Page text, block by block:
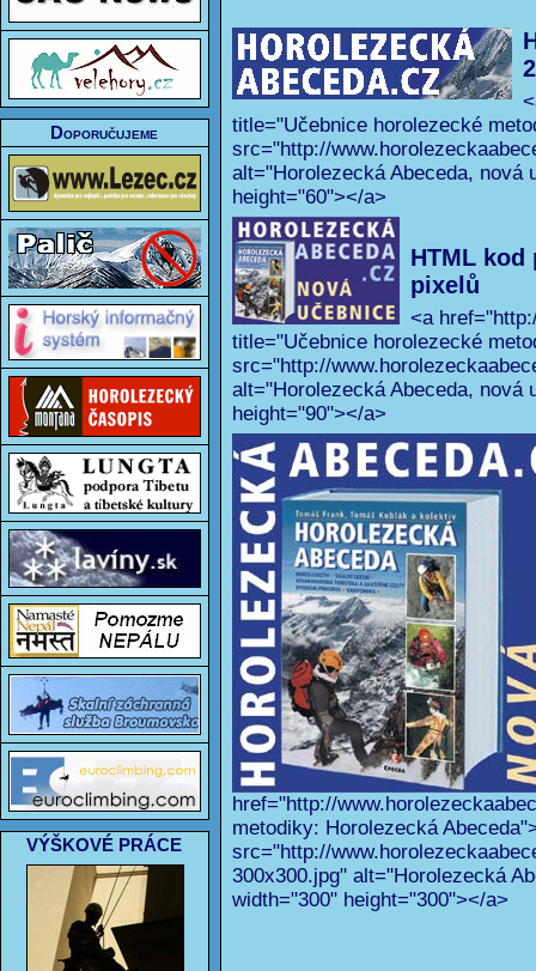
Doporučujeme
VÝŠKOVÉ PRÁCE
title="Učebnice horolezecké
src="http://
alt="Horolezecká Abeceda, nová
height="60"></a>
HTML kod
pixelů
<a
title="Učebnice horolezecké
src="http://
alt="Horolezecká Abeceda, nová
height="90"></a>
href="http://
metodiky: Horolezecká
src="http://
300x300.jpg" alt="Horolezecká
width="300" height="300"></a>